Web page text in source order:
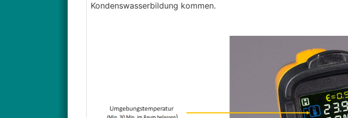
Kondenswasserbildung kommen.